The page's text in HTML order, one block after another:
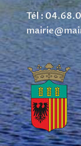
Tél :